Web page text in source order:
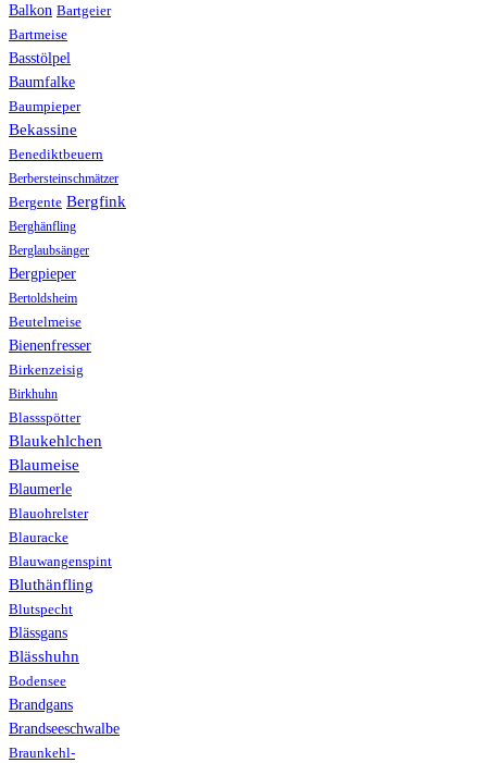
Balkon Bartgeier
Bartmeise
Basstölpel
Baumfalke
Baumpieper
Bekassine
Benediktbeuern
Berbersteinschmätzer
Bergente Bergfink
Berghänfling
Berglaubsänger
Bergpieper
Bertoldsheim
Beutelmeise
Bienenfresser
Birkenzeisig
Birkhuhn
Blassspötter
Blaukehlchen
Blaumeise
Blaumerle
Blauohrelster
Blauracke
Blauwangenspint
Bluthänfling
Blutspecht
Blässgans
Blässhuhn
Bodensee
Brandgans
Brandseeschwalbe
Braunkehl-